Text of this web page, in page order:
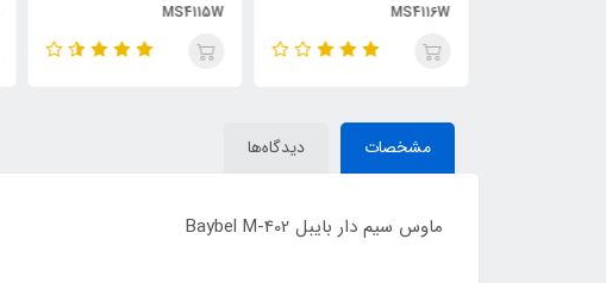
MS4116W
MS4115W
مشخصات دیدگاه‌ها
ماوس سیم دار بایبل Baybel M-402